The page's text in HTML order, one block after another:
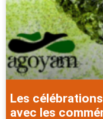
Les
avec les